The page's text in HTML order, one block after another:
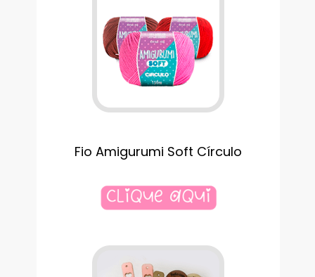
Fio Amigurumi Soft Círculo